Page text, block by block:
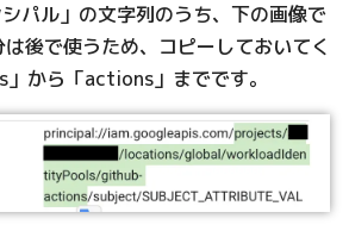
パル」の文字列のうち、下の画像で
後で使うため、コピーしておいてく
から「actions」までです。